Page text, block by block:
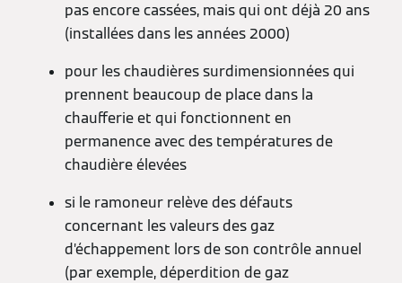
pas encore cassées, mais qui ont déjà 20 ans
(installées dans les années 2000)
pour les chaudières surdimensionnées qui
prennent beaucoup de place dans la
chaufferie et qui fonctionnent en
permanence avec des températures de
chaudière élevées
si le ramoneur relève des défauts
concernant les valeurs des gaz
d’échappement lors de son contrôle annuel
(par exemple, déperdition de gaz